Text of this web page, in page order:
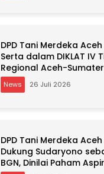
DPD Tani Merdeka
Serta dalam DIKLAT IV
Regional Aceh-
News 26 Juli 2026
DPD Tani Merdeka
Dukung Sudaryono
BGN, Dinilai Paham